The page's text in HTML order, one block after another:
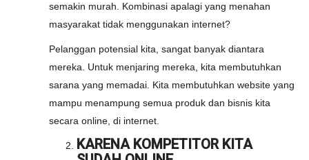
semakin murah. Kombinasi apalagi yang menahan
masyarakat tidak menggunakan internet?
Pelanggan potensial kita, sangat banyak diantara
mereka. Untuk menjaring mereka, kita membutuhkan
sarana yang memadai. Kita membutuhkan website yang
mampu menampung semua produk dan bisnis kita
secara online, di internet.
KARENA KOMPETITOR KITA